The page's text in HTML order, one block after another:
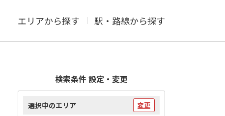
エリアから探す 駅・路線から探す
検索条件 設定・変更
選択中のエリア 変更